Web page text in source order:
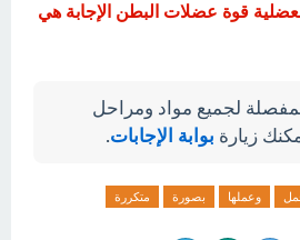
قوة عضلات البطن الإجابة هي
لجميع مواد ومراحل
زيارة بوابة الإجابات.
وعملها بصورة متكررة